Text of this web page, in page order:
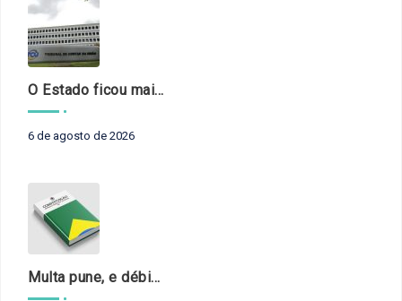
O Estado ficou mais complexo. O controle precisa acompanhar
6 de agosto de 2026
Multa pune, e débito recompõe. § 3º do art. 71 da Constituição: um problema de legística formal